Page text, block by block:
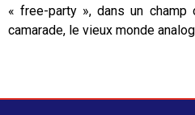
« free-party », dans un champ
camarade, le vieux monde